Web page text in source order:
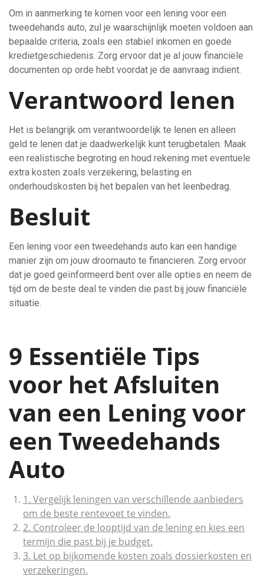
Om in aanmerking te komen voor een lening voor een
tweedehands auto, zul je waarschijnlijk moeten voldoen aan
bepaalde criteria, zoals een stabiel inkomen en goede
kredietgeschiedenis. Zorg ervoor dat je al jouw financiële
documenten op orde hebt voordat je de aanvraag indient.
Verantwoord lenen
Het is belangrijk om verantwoordelijk te lenen en alleen
geld te lenen dat je daadwerkelijk kunt terugbetalen. Maak
een realistische begroting en houd rekening met eventuele
extra kosten zoals verzekering, belasting en
onderhoudskosten bij het bepalen van het leenbedrag.
Besluit
Een lening voor een tweedehands auto kan een handige
manier zijn om jouw droomauto te financieren. Zorg ervoor
dat je goed geïnformeerd bent over alle opties en neem de
tijd om de beste deal te vinden die past bij jouw financiële
situatie.
9 Essentiële Tips
voor het Afsluiten
van een Lening voor
een Tweedehands
Auto
1. Vergelijk leningen van verschillende aanbieders
om de beste rentevoet te vinden.
2. Controleer de looptijd van de lening en kies een
termijn die past bij je budget.
3. Let op bijkomende kosten zoals dossierkosten en
verzekeringen.